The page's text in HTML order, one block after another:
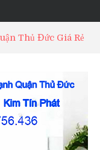
Thủ Đức Giá Rẻ